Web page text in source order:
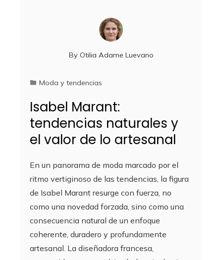
By Otilia Adame Luevano
Moda y tendencias
Isabel Marant:
tendencias naturales y
el valor de lo artesanal
En un panorama de moda marcado por el
ritmo vertiginoso de las tendencias, la figura
de Isabel Marant resurge con fuerza, no
como una novedad forzada, sino como una
consecuencia natural de un enfoque
coherente, duradero y profundamente
artesanal. La diseñadora francesa,